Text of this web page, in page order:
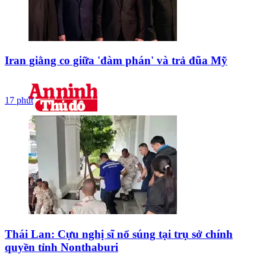
Iran giằng co giữa 'đàm phán' và trả đũa Mỹ
17 phút
Thái Lan: Cựu nghị sĩ nổ súng tại trụ sở chính
quyền tỉnh Nonthaburi